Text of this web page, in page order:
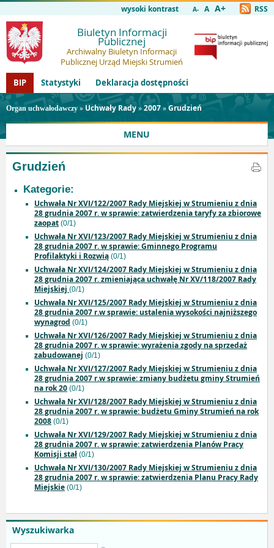
wysoki kontrast A- A A+ RSS
Biuletyn Informacji
Publicznej
Archiwalny Biuletyn Informacji
Publicznej Urząd Miejski Strumień
BIP
Statystyki Deklaracja dostępności
Organ uchwałodawczy » Uchwały Rady»2007»Grudzień
MENU
Wyszukiwarka
Grudzień
Kategorie:
Uchwała Nr XVI/122/2007 Rady Miejskiej w Strumieniu z dnia
28 grudnia 2007 r. w sprawie: zatwierdzenia taryfy za zbiorowe
zaopat (0/1)
Uchwała Nr XVI/123/2007 Rady Miejskiej w Strumieniu z dnia
28 grudnia 2007 r. w sprawie: Gminnego Programu
Profilaktyki i Rozwią (0/1)
Uchwała Nr XVI/124/2007 Rady Miejskiej w Strumieniu z dnia
28 grudnia 2007 r. zmieniająca uchwałę Nr XV/118/2007 Rady
Miejskiej (0/1)
Uchwała Nr XVI/125/2007 Rady Miejskiej w Strumieniu z dnia
28 grudnia 2007 r.w sprawie: ustalenia wysokości najniższego
wynagrod (0/1)
Uchwała Nr XVI/126/2007 Rady Miejskiej w Strumieniu z dnia
28 grudnia 2007 r. w sprawie: wyrażenia zgody na sprzedaż
zabudowanej (0/1)
Uchwała Nr XVI/127/2007 Rady Miejskiej w Strumieniu z dnia
28 grudnia 2007 r.w sprawie: zmiany budżetu gminy Strumień
na rok 20 (0/1)
Uchwała Nr XVI/128/2007 Rady Miejskiej w Strumieniu z dnia
28 grudnia 2007 r. w sprawie: budżetu Gminy Strumień na rok
2008 (0/1)
Uchwała Nr XVI/129/2007 Rady Miejskiej w Strumieniu z dnia
28 grudnia 2007 r. w sprawie: zatwierdzenia Planów Pracy
Komisji stał (0/1)
Uchwała Nr XVI/130/2007 Rady Miejskiej w Strumieniu z dnia
28 grudnia 2007 r. w sprawie: zatwierdzenia Planu Pracy Rady
Miejskie (0/1)